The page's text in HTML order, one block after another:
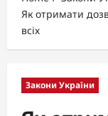
Як отримати
всіх
Закони України